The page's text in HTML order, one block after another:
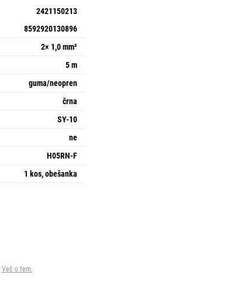
2421150213
8592920130896
2× 1,0 mm²
5 m
guma/neopren
črna
SY-10
ne
H05RN-F
1 kos, obešanka
Več o tem.